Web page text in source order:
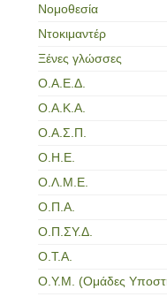
Νομοθεσία
Ντοκιμαντέρ
Ξένες γλώσσες
Ο.Α.Ε.Δ.
Ο.Α.Κ.Α.
Ο.Α.Σ.Π.
Ο.Η.Ε.
Ο.Λ.Μ.Ε.
Ο.Π.Α.
Ο.Π.ΣΥ.Δ.
Ο.Τ.Α.
Ο.Υ.Μ. (Ομάδες